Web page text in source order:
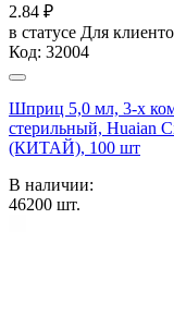
2.84 ₽
в статусе Для
Код: 32004
Шприц 5,0 мл, 3-х
стерильный, Huaian
(КИТАЙ), 100 шт
В наличии:
46200 шт.